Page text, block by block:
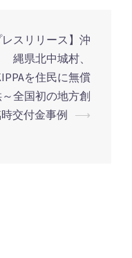
レスリリース】沖
縄県北中城村、
を住民に無償
全国初の地方創
交付金事例 ⟶